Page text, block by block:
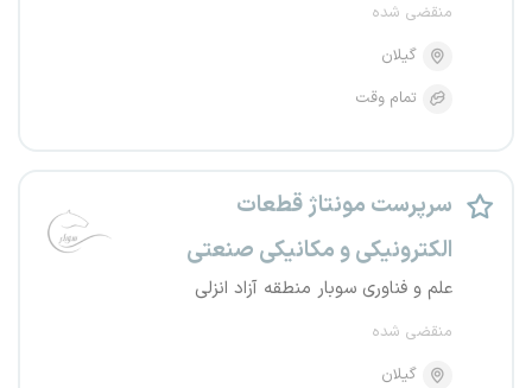
منقضی شده
گیلان
تمام وقت
سرپرست مونتاژ قطعات
الکترونیکی و مکانیکی صنعتی
علم و فناوری سوبار منطقه آزاد انزلی
منقضی شده
گیلان